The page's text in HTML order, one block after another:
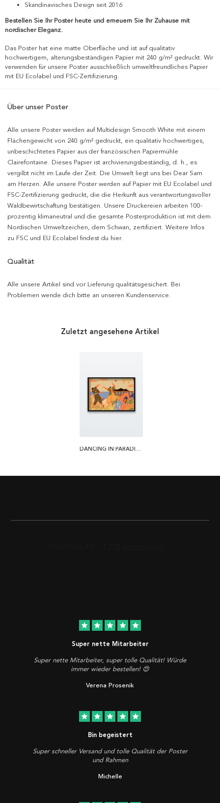
Skandinavisches Design seit 2016
Bestellen Sie Ihr Poster heute und erneuern Sie Ihr Zuhause mit
nordischer Eleganz.
Das Poster hat eine matte Oberfläche und ist auf qualitativ
hochwertigem, alterungsbeständigen Papier mit 240 g/m² gedruckt. Wir
verwenden für unsere Poster ausschließlich umweltfreundliches Papier
mit EU Ecolabel und FSC-Zertifizierung.
Über unser Poster
Alle unsere Poster werden auf Multidesign Smooth White mit einem
Flächengewicht von 240 g/m² gedruckt, ein qualitativ hochwertiges,
unbeschichtetes Papier aus der französischen Papiermühle
Clairefontaine. Dieses Papier ist archivierungsbeständig, d. h., es
vergilbt nicht im Laufe der Zeit. Die Umwelt liegt uns bei Dear Sam
am Herzen. Alle unsere Poster werden auf Papier mit EU Ecolabel und
FSC-Zertifizierung gedruckt, die die Herkunft aus verantwortungsvoller
Waldbewirtschaftung bestätigen. Unsere Druckereien arbeiten 100-
prozentig klimaneutral und die gesamte Posterproduktion ist mit dem
Nordischen Umweltzeichen, dem Schwan, zertifiziert. Weitere Infos
zu FSC und EU Ecolabel findest du hier.
Qualität
Alle unsere Artikel sind vor Lieferung qualitätsgesichert. Bei
Problemen wende dich bitte an unseren Kundenservice.
Zuletzt angesehene Artikel
DANCING IN PARADISE POSTER
star star star star star
Super nette Mitarbeiter
Super nette Mitarbeiter, super tolle Qualität! Würde
immer wieder bestellen! 😍
Verena Prosenik
star star star star star
Bin begeistert
Super schneller Versand und tolle Qualität der Poster
und Rahmen
Michelle